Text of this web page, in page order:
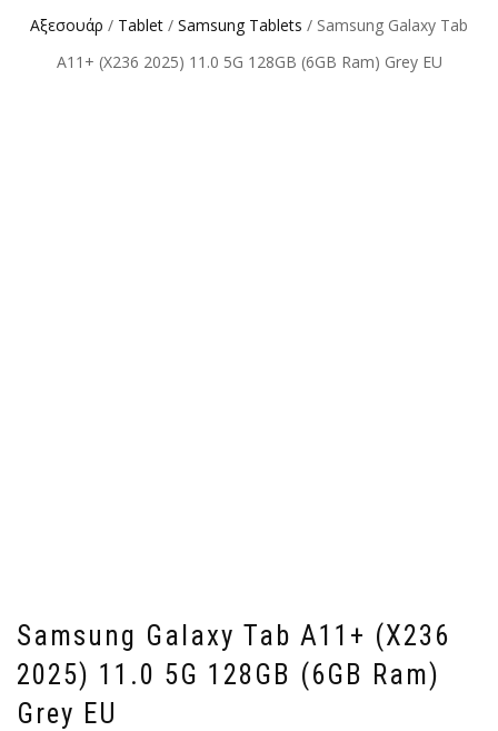
Αξεσουάρ / Tablet / Samsung Tablets / Samsung Galaxy Tab
A11+ (X236 2025) 11.0 5G 128GB (6GB Ram) Grey EU
Samsung Galaxy Tab A11+ (X236
2025) 11.0 5G 128GB (6GB Ram)
Grey EU